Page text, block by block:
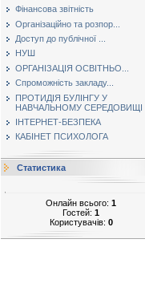
Фінансова звітність
Організаційно та розпор...
Доступ до публічної ...
НУШ
ОРГАНІЗАЦІЯ ОСВІТНЬО...
Спроможність закладу...
ПРОТИДІЯ БУЛІНГУ У
НАВЧАЛЬНОМУ СЕРЕДОВИЩІ
ІНТЕРНЕТ-БЕЗПЕКА
КАБІНЕТ ПСИХОЛОГА
Статистика
Онлайн всього: 1
Гостей: 1
Користувачів: 0